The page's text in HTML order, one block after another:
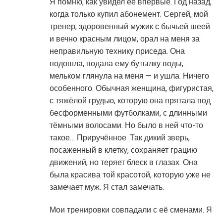
когда только купил абонемент. Сергей, мой
тренер, здоровенный мужик с бычьей шеей
и вечно красным лицом, орал на меня за
неправильную технику приседа. Она
подошла, подала ему бутылку воды,
мельком глянула на меня — и ушла. Ничего
особенного. Обычная женщина, фигуристая,
с тяжёлой грудью, которую она прятала под
бесформенными футболками, с длинными
тёмными волосами. Но было в ней что-то
такое… Приручённое. Так дикий зверь,
посаженный в клетку, сохраняет грацию
движений, но теряет блеск в глазах. Она
была красива той красотой, которую уже не
замечает муж. Я стал замечать.
Мои тренировки совпадали с её сменами. Я